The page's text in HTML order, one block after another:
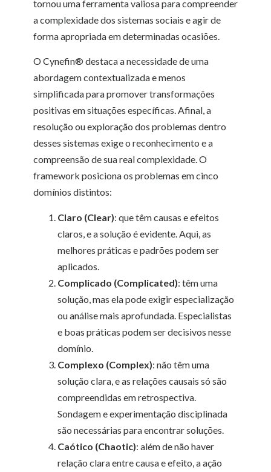
tornou uma ferramenta valiosa para compreender
a complexidade dos sistemas sociais e agir de
forma apropriada em determinadas ocasiões.
O Cynefin® destaca a necessidade de uma
abordagem contextualizada e menos
simplificada para promover transformações
positivas em situações específicas. Afinal, a
resolução ou exploração dos problemas dentro
desses sistemas exige o reconhecimento e a
compreensão de sua real complexidade. O
framework posiciona os problemas em cinco
domínios distintos:
Claro (Clear): que têm causas e efeitos
claros, e a solução é evidente. Aqui, as
melhores práticas e padrões podem ser
aplicados.
Complicado (Complicated): têm uma
solução, mas ela pode exigir especialização
ou análise mais aprofundada. Especialistas
e boas práticas podem ser decisivos nesse
domínio.
Complexo (Complex): não têm uma
solução clara, e as relações causais só são
compreendidas em retrospectiva.
Sondagem e experimentação disciplinada
são necessárias para encontrar soluções.
Caótico (Chaotic): além de não haver
relação clara entre causa e efeito, a ação